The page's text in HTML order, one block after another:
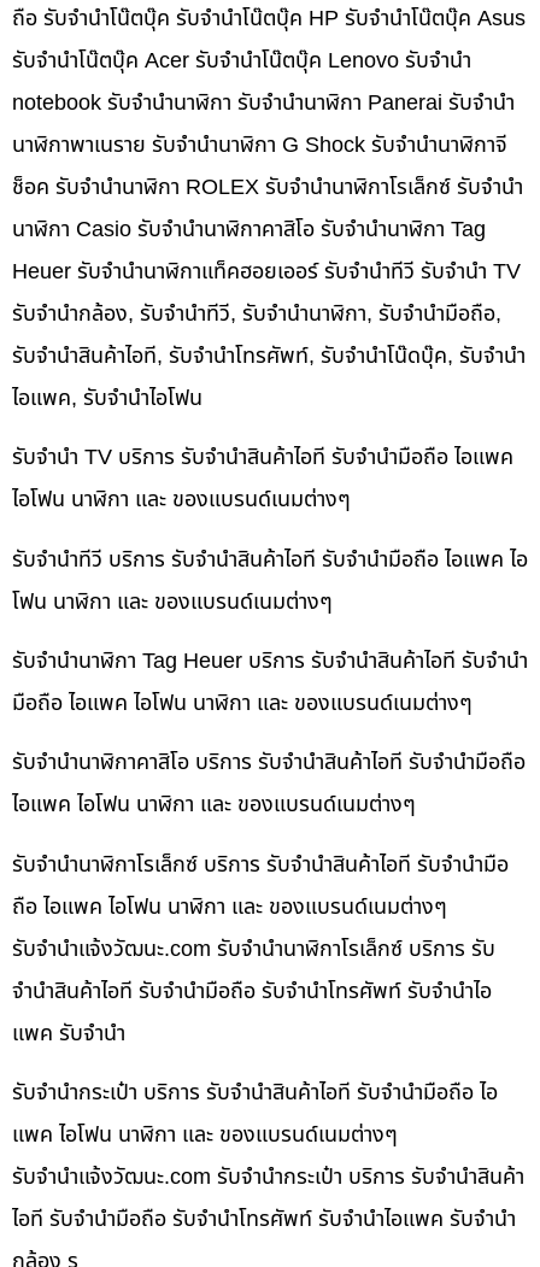
ถือ รับจำนำโน๊ตบุ๊ค รับจำนำโน๊ตบุ๊ค HP รับจำนำโน๊ตบุ๊ค Asus
รับจำนำโน๊ตบุ๊ค Acer รับจำนำโน๊ตบุ๊ค Lenovo รับจำนำ
notebook รับจำนำนาฬิกา รับจำนำนาฬิกา Panerai รับจำนำ
นาฬิกาพาเนราย รับจำนำนาฬิกา G Shock รับจำนำนาฬิกาจี
ช็อค รับจำนำนาฬิกา ROLEX รับจำนำนาฬิกาโรเล็กซ์ รับจำนำ
นาฬิกา Casio รับจำนำนาฬิกาคาสิโอ รับจำนำนาฬิกา Tag
Heuer รับจำนำนาฬิกาแท็คฮอยเออร์ รับจำนำทีวี รับจำนำ TV
รับจำนำกล้อง, รับจำนำทีวี, รับจำนำนาฬิกา, รับจำนำมือถือ,
รับจำนำสินค้าไอที, รับจำนำโทรศัพท์, รับจำนำโน๊ดบุ๊ค, รับจำนำ
ไอแพค, รับจำนำไอโฟน
รับจำนำ TV บริการ รับจำนำสินค้าไอที รับจำนำมือถือ ไอแพค
ไอโฟน นาฬิกา และ ของแบรนด์เนมต่างๆ
รับจำนำทีวี บริการ รับจำนำสินค้าไอที รับจำนำมือถือ ไอแพค ไอ
โฟน นาฬิกา และ ของแบรนด์เนมต่างๆ
รับจำนำนาฬิกา Tag Heuer บริการ รับจำนำสินค้าไอที รับจำนำ
มือถือ ไอแพค ไอโฟน นาฬิกา และ ของแบรนด์เนมต่างๆ
รับจำนำนาฬิกาคาสิโอ บริการ รับจำนำสินค้าไอที รับจำนำมือถือ
ไอแพค ไอโฟน นาฬิกา และ ของแบรนด์เนมต่างๆ
รับจำนำนาฬิกาโรเล็กซ์ บริการ รับจำนำสินค้าไอที รับจำนำมือ
ถือ ไอแพค ไอโฟน นาฬิกา และ ของแบรนด์เนมต่างๆ
รับจํานําแจ้งวัฒนะ.com รับจำนำนาฬิกาโรเล็กซ์ บริการ รับ
จำนำสินค้าไอที รับจำนำมือถือ รับจำนำโทรศัพท์ รับจำนำไอ
แพค รับจำนำ
รับจำนำกระเป๋า บริการ รับจำนำสินค้าไอที รับจำนำมือถือ ไอ
แพค ไอโฟน นาฬิกา และ ของแบรนด์เนมต่างๆ
รับจํานําแจ้งวัฒนะ.com รับจำนำกระเป๋า บริการ รับจำนำสินค้า
ไอที รับจำนำมือถือ รับจำนำโทรศัพท์ รับจำนำไอแพค รับจำนำ